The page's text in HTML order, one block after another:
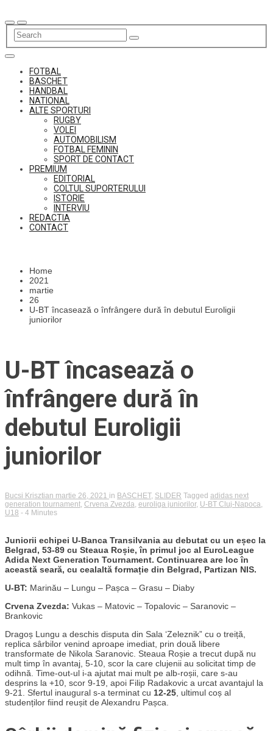
to
content
FOTBAL
BASCHET
HANDBAL
NATIONAL
ALTE SPORTURI
RUGBY
VOLEI
AUTOMOBILISM
FOTBAL FEMININ
SPORT DE CONTACT
PREMIUM
EDITORIAL
COLTUL SUPORTERULUI
ISTORIE
INTERVIU
REDACTIA
CONTACT
Home
2021
martie
26
U-BT încasează o înfrângere dură în debutul Euroligii
juniorilor
U-BT încasează o
înfrângere dură în
debutul Euroligii
juniorilor
Bucsi Krisztian martie 26, 2021 in BASCHET, SLIDER Tagged adidas next
generation tournament Crvena Zvezda euroliga juniorilor, U-BT Cluj-Napoca
U18 - 4 Minutes
Juniorii echipei U-Banca Transilvania au debutat cu un eșec la
Belgrad, 53-89 cu Steaua Roșie, în primul joc al EuroLeague
Adida Next Generation Tournament. Continuarea are loc în
această seară, cu cealaltă formație din Belgrad, Partizan NIS.
U-BT: Marinău – Lungu – Pașca – Grasu – Diaby
Crvena Zvezda: Vukas – Matovic – Topalovic – Saranovic –
Brankovic
Dragoș Lungu a deschis disputa din Sala ‘Zeleznik” cu o treiță,
replica sârbilor venind aproape imediat, prin două libere
transformate de Nikola Saranovic. Steaua Roșie a trecut după nu
mult timp în avantaj, 5-10, scor la care clujenii au solicitat timp de
odihnă. Time-out-ul i-a ajutat mai mult pe alb-roșii, care s-au
desprins la +10, scor 9-19, apoi Filip Radakovic a urcat avantajul la
9-21. Sfertul inaugural s-a terminat cu 12-25 , ultimul coș al
studenților fiind reușit de Alexandru Pașca.